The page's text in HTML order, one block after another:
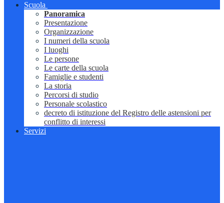
Scuola
Panoramica
Presentazione
Organizzazione
I numeri della scuola
I luoghi
Le persone
Le carte della scuola
Famiglie e studenti
La storia
Percorsi di studio
Personale scolastico
decreto di istituzione del Registro delle astensioni per
conflitto di interessi
Servizi